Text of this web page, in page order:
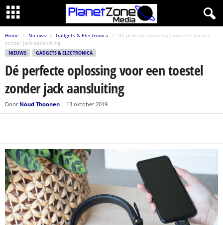
Home Nieuws Gadgets & Electronica
Dé perfecte oplossing voor een toestel
zonder jack aansluiting
NIEUWS GADGETS & ELECTRONICA
Dé perfecte oplossing voor een toestel
zonder jack aansluiting
Door Noud Thoonen - 13 oktober 2019